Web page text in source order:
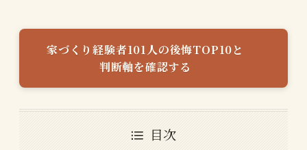
家づくり経験者101人の後悔TOP10と
判断軸を確認する
目次